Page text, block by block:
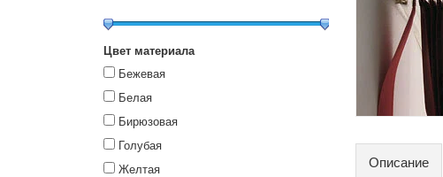
Цвет материала
Бежевая
Белая
Бирюзовая
Голубая
Желтая
Описание